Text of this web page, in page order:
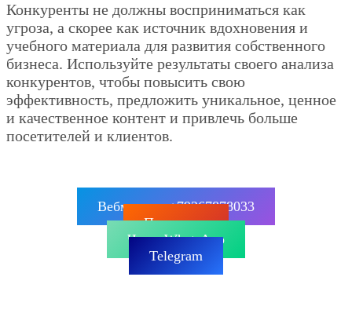
Конкуренты не должны восприниматься как
угроза, а скорее как источник вдохновения и
учебного материала для развития собственного
бизнеса. Используйте результаты своего анализа
конкурентов, чтобы повысить свою
эффективность, предложить уникальное, ценное
и качественное контент и привлечь больше
посетителей и клиентов.
Вебмастер: +79267878033
Позвонить
Чат в WhatsApp
Telegram